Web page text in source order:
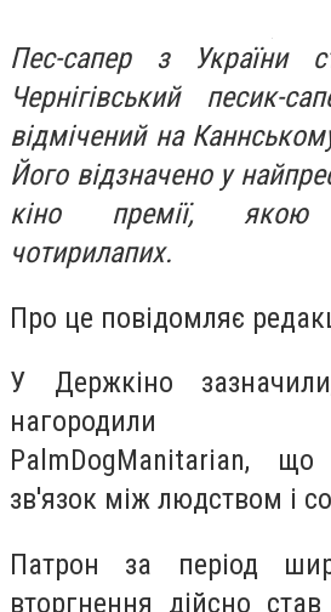
Пес-сапер з України
Чернігівський песик-
відмічений на
Його відзначено у
кіно премії, якою
чотирилапих.
Про це повідомляє
У Держкіно
нагородили
PalmDogManitarian, що
зв'язок між людством і
Патрон за період
вторгнення дійсно став